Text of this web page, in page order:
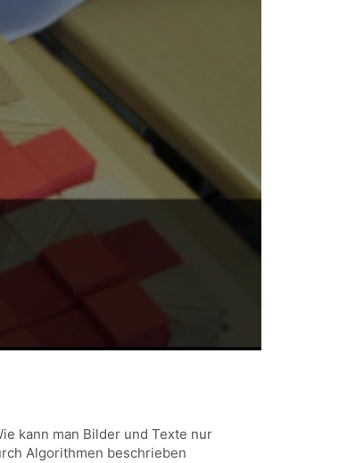
kann man Bilder und Texte nur
Algorithmen beschrieben